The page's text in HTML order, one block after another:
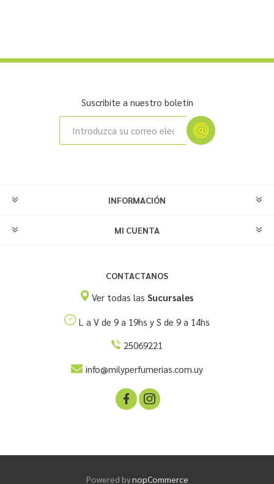
Suscribite a nuestro boletín
INFORMACIÓN
MI CUENTA
CONTACTANOS
Ver todas las Sucursales
L a V de 9 a 19hs y S de 9 a 14hs
25069221
info@milyperfumerias.com.uy
Powered bynopCommerce